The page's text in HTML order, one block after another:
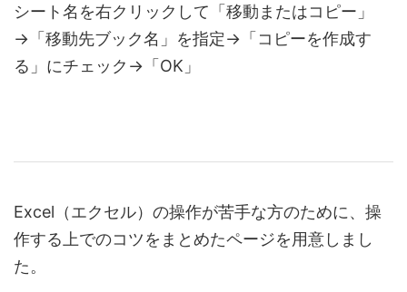
シート名を右クリックして「移動またはコピー」
→「移動先ブック名」を指定→「コピーを作成す
る」にチェック→「OK」
Excel（エクセル）の操作が苦手な方のために、操
作する上でのコツをまとめたページを用意しまし
た。